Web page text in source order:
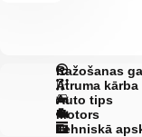
Ražošanas
Ātruma kārba
Auto tips
Motors
Tehniskā